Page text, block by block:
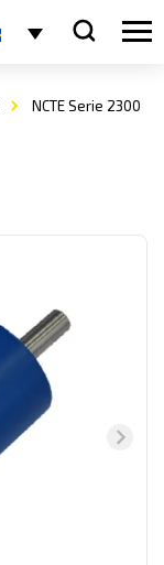
NCTE Serie 2300